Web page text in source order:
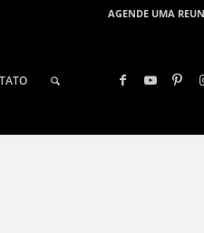
AGENDE UMA